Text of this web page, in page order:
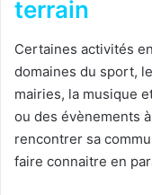
terrain
Certaines activités
domaines du sport,
mairies, la musique
ou des évènements
rencontrer sa
faire connaitre en